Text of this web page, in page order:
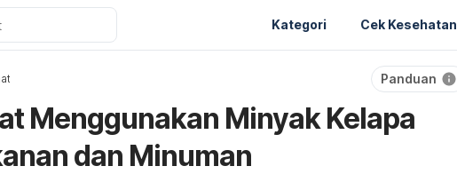
Kategori Cek Kesehatan
Panduan
Menggunakan Minyak Kelapa
dan Minuman